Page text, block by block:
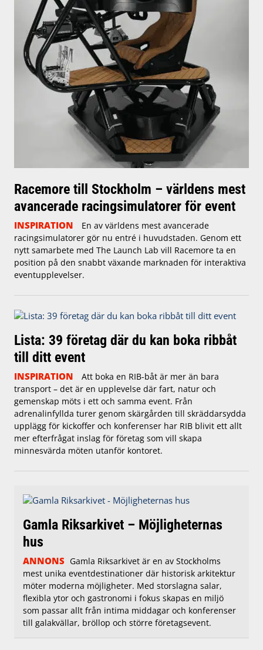
Racemore till Stockholm – världens mest
avancerade racingsimulatorer för event
INSPIRATION
En av världens mest avancerade
racingsimulatorer gör nu entré i huvudstaden. Genom ett
nytt samarbete med The Launch Lab vill Racemore ta en
position på den snabbt växande marknaden för interaktiva
eventupplevelser.
Lista: 39 företag där du kan boka ribbåt
till ditt event
INSPIRATION
Att boka en RIB-båt är mer än bara
transport – det är en upplevelse där fart, natur och
gemenskap möts i ett och samma event. Från
adrenalinfyllda turer genom skärgården till skräddarsydda
upplägg för kickoffer och konferenser har RIB blivit ett allt
mer efterfrågat inslag för företag som vill skapa
minnesvärda möten utanför kontoret.
Gamla Riksarkivet – Möjligheternas
hus
ANNONS Gamla Riksarkivet är en av Stockholms
mest unika eventdestinationer där historisk arkitektur
möter moderna möjligheter. Med storslagna salar,
flexibla ytor och gastronomi i fokus skapas en miljö
som passar allt från intima middagar och konferenser
till galakvällar, bröllop och större företagsevent.